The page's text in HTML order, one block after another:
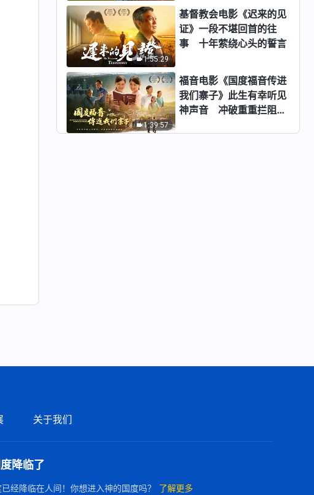
1:55:29
基督教会电影《迟来的见
证》一段不堪回首的往
事 十年萦绕心头的誓言
1:39:57
福音电影《国度福音传进
我们寨子》此生有幸听见
神声音 冲破重重拦阻跟
关于我们
降临了
经降临在人间！你想进入神的国度吗？ 了解更多